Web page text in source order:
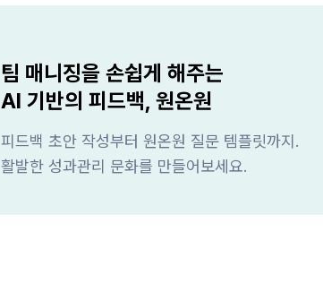
팀 매니징을 손쉽게 해주는
AI 기반의 피드백, 원온원
피드백 초안 작성부터 원온원 질문 템플릿까지.
활발한 성과관리 문화를 만들어보세요.